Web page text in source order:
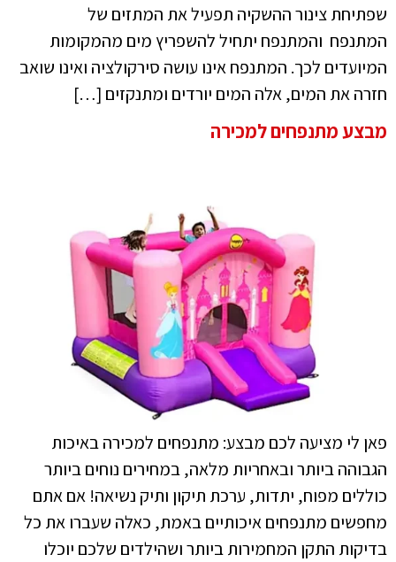
שפתיחת צינור ההשקיה תפעיל את המתזים של
המתנפח והמתנפח יתחיל להשפריץ מים מהמקומות
המיועדים לכך. המתנפח אינו עושה סירקולציה ואינו שואב
חזרה את המים, אלה המים יורדים ומתנקזים […]
מבצע מתנפחים למכירה
פאן לי מציעה לכם מבצע: מתנפחים למכירה באיכות
הגבוהה ביותר ובאחריות מלאה, במחירים נוחים ביותר
כוללים מפוח, יתדות, ערכת תיקון ותיק נשיאה! אם אתם
מחפשים מתנפחים איכותיים באמת, כאלה שעברו את כל
בדיקות התקן המחמירות ביותר ושהילדים שלכם יוכלו